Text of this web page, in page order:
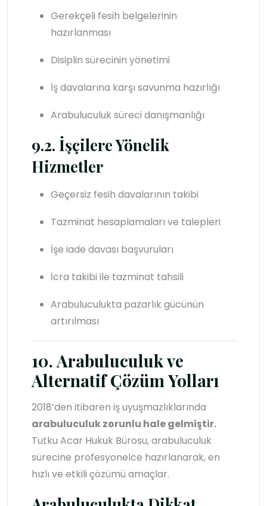
Gerekçeli fesih belgelerinin
hazırlanması
Disiplin sürecinin yönetimi
İş davalarına karşı savunma hazırlığı
Arabuluculuk süreci danışmanlığı
9.2. İşçilere Yönelik
Hizmetler
Geçersiz fesih davalarının takibi
Tazminat hesaplamaları ve talepleri
İşe iade davası başvuruları
İcra takibi ile tazminat tahsili
Arabuluculukta pazarlık gücünün
artırılması
10. Arabuluculuk ve
Alternatif Çözüm Yolları
2018’den itibaren iş uyuşmazlıklarında
arabuluculuk zorunlu hale gelmiştir.
Tutku Acar Hukuk Bürosu, arabuluculuk
sürecine profesyonelce hazırlanarak, en
hızlı ve etkili çözümü amaçlar.